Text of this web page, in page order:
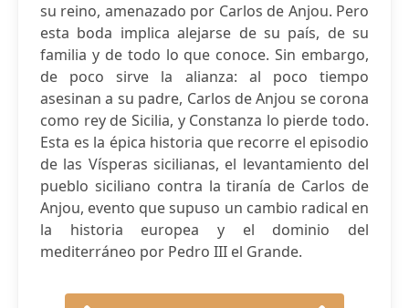
su reino, amenazado por Carlos de Anjou. Pero
esta boda implica alejarse de su país, de su
familia y de todo lo que conoce. Sin embargo,
de poco sirve la alianza: al poco tiempo
asesinan a su padre, Carlos de Anjou se corona
como rey de Sicilia, y Constanza lo pierde todo.
Esta es la épica historia que recorre el episodio
de las Vísperas sicilianas, el levantamiento del
pueblo siciliano contra la tiranía de Carlos de
Anjou, evento que supuso un cambio radical en
la historia europea y el dominio del
mediterráneo por Pedro III el Grande.